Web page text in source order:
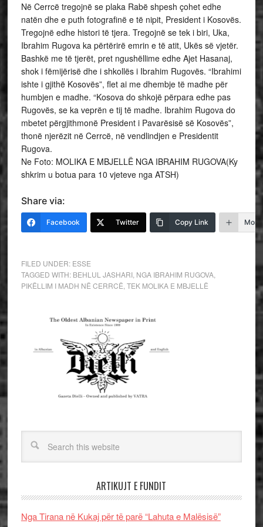
Në Cerrcë tregojnë se plaka Rabë shpesh çohet edhe
natën dhe e puth fotografinë e të nipit, President i Kosovës.
Tregojnë edhe histori të tjera. Tregojnë se tek i biri, Uka,
Ibrahim Rugova ka përtërirë emrin e të atit, Ukës së vjetër.
Bashkë me të tjerët, pret ngushëllime edhe Ajet Hasanaj,
shok i fëmijërisë dhe i shkollës i Ibrahim Rugovës. “Ibrahimi
ishte i gjithë Kosovës”, flet ai me dhembje të madhe për
humbjen e madhe. “Kosova do shkojë përpara edhe pas
Rugovës, se ka veprën e tij të madhe. Ibrahim Rugova do
mbetet përgjithmonë President i Pavarësisë së Kosovës”,
thonë njerëzit në Cerrcë, në vendlindjen e Presidentit
Rugova.
Ne Foto: MOLIKA E MBJELLË NGA IBRAHIM RUGOVA(Ky
shkrim u botua para 10 vjeteve nga ATSH)
Share via:
Facebook Twitter Copy Link More
FILED UNDER: ESSE
TAGGED WITH: BEHLUL JASHARI, NGA IBRAHIM RUGOVA,
PIKËLLIM I MADH NË CERRCË TEK MOLIKA E MBJELLË
ARTIKUJT E FUNDIT
Nga Tirana në Kukaj për të parë “Lahuta e Malësisë”